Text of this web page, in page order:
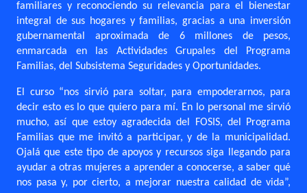
familiares y reconociendo su relevancia para el bienestar
integral de sus hogares y familias, gracias a una inversión
gubernamental aproximada de 6 millones de pesos,
enmarcada en las Actividades Grupales del Programa
Familias, del Subsistema Seguridades y Oportunidades.
El curso “nos sirvió para soltar, para empoderarnos, para
decir esto es lo que quiero para mí. En lo personal me sirvió
mucho, así que estoy agradecida del FOSIS, del Programa
Familias que me invitó a participar, y de la municipalidad.
Ojalá que este tipo de apoyos y recursos siga llegando para
ayudar a otras mujeres a aprender a conocerse, a saber qué
nos pasa y, por cierto, a mejorar nuestra calidad de vida”,